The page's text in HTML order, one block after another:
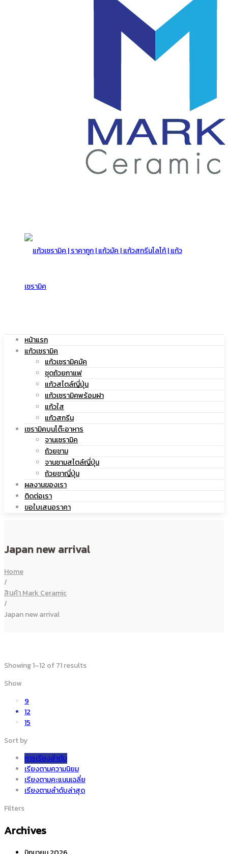
โลโก้
เซรามิค
หน้าแรก
แก้วเซรามิค
แก้วเซรามิคมัค
ชุดถ้วยกาแฟ
แก้วสไตล์ญี่ปุ่น
แก้วเซรามิคพร้อมฝา
แก้วใส
แก้วสกรีน
เซรามิคบนโต๊ะอาหาร
จานเซรามิค
ถ้วยชาม
จานชามสไตล์ญี่ปุ่น
ถ้วยชาญี่ปุ่น
ผลงานของเรา
ติดต่อเรา
ขอใบเสนอราคา
Japan new arrival
Home
/
สินค้า Mark Ceramic
/
Japan new arrival
Showing 1–12 of 71 results
Show
9
12
15
Sort by
การเรียงลำดับ
เรียงตามความนิยม
เรียงตามคะแนนเฉลี่ย
เรียงตามลำดับล่าสุด
Filters
Archives